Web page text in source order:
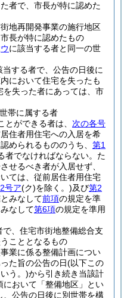
者で、市長が特に認めた
地再開発事業の施行地区
長が特に認めたもの
ウに該当する者と同一の世
当する者で、公告の日後に
において住宅を失ったも
失った者にあっては、市
帯に属する者
ができる者は、 次の各号
住者用住宅への入居を希
められるもののうち、 第1
でなければならない。 た
せるべき者が入居せず、
ては、従前居住者用住宅
号ア(ク)を除く。)及び第2
みなして前項の規定を準
なして第6項の規定を準用
で、住宅市街地整備総合支
こととなるもの
業に係る整備計画につい
た旨の公告の日(以下この
う。)から引き続き当該計
において「整備地区」とい
、公告の日後に別世帯を構